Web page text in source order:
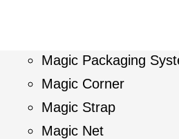
Magic Packaging
Magic Corner
Magic Strap
Magic Net